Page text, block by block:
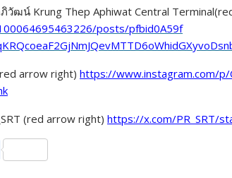
ภิวัฒน์ Krung Thep Aphiwat Central
posts/pfbid0A59f
arrow right) https://www.instagram.com/p/
(red arrow right) https://x.com/PR_SRT/
S